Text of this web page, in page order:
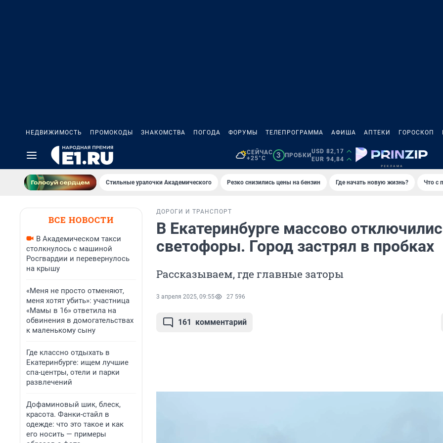
НЕДВИЖИМОСТЬ ПРОМОКОДЫ ЗНАКОМСТВА ПОГОДА ФОРУМЫ ТЕЛЕПРОГРАММА АФИША АПТЕКИ ГОРОСКОП
СЕЙЧАС
+25°C
3 ПРОБКИ
USD 82,17
EUR 94,84
Стильные уралочки Академического Резко снизились цены на бензин Где начать новую жизнь? Что с
ВСЕ НОВОСТИ
В Академическом такси
столкнулось с машиной
Росгвардии и перевернулось
на крышу
«Меня не просто отменяют,
меня хотят убить»: участница
«Мамы в 16» ответила на
обвинения в домогательствах
к маленькому сыну
Где классно отдыхать в
Екатеринбурге: ищем лучшие
спа-центры, отели и парки
развлечений
Дофаминовый шик, блеск,
красота. Фанки-стайл в
одежде: что это такое и как
его носить — примеры
ДОРОГИ И ТРАНСПОРТ
В Екатеринбурге массово
светофоры. Город застрял в пробках
Рассказываем, где главные заторы
3 апреля 2025, 09:55 27 596
161 комментарий